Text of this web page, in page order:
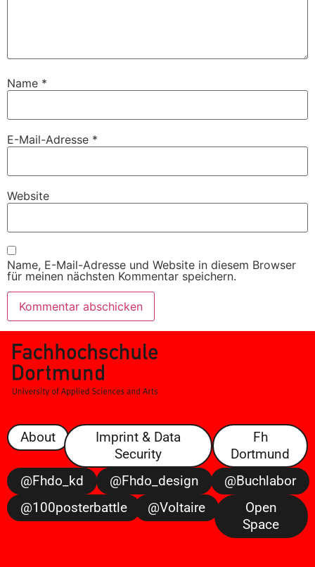
Name *
E-Mail-Adresse *
Website
Name, E-Mail-Adresse und Website in diesem Browser
für meinen nächsten Kommentar speichern.
About
Imprint & Data
Security
Fh
Dortmund
@fhdo_kd
@fhdo_design
@buchlabor
@100posterbattle
@voltaire
Open
Space